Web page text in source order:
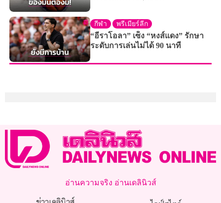
กีฬา พรีเมียร์ลีก
“อีราโอลา” เซ็ง “หงส์แดง” รักษา
ระดับการเล่นไม่ได้ 90 นาที
อ่านความจริง อ่านเดลินิวส์